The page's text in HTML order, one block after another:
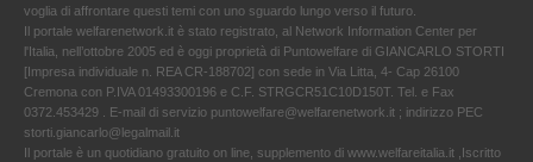
voglia di affrontare questi temi con uno sguardo lungo verso il futuro.
Il portale welfarenetwork.it è stato registrato, al Network Information Center per
l'Italia, nell’ottobre 2005 ed è oggi proprietà di Puntowelfare di GIANCARLO STORTI
[Impresa individuale n. REA CR-188702] con sede in Via Litta, 4- Cap 26100
Cremona con P.IVA 01493300196 e C.F. STRGCR51C10D150T. Tel. e Fax
0372.453429 . E-mail di servizio puntowelfare@welfarenetwork.it ; indirizzo PEC
storti.giancarlo@legalmail.it
Il portale è un quotidiano gratuito on line, supplemento di www.welfareitalia.it ,Iscritto